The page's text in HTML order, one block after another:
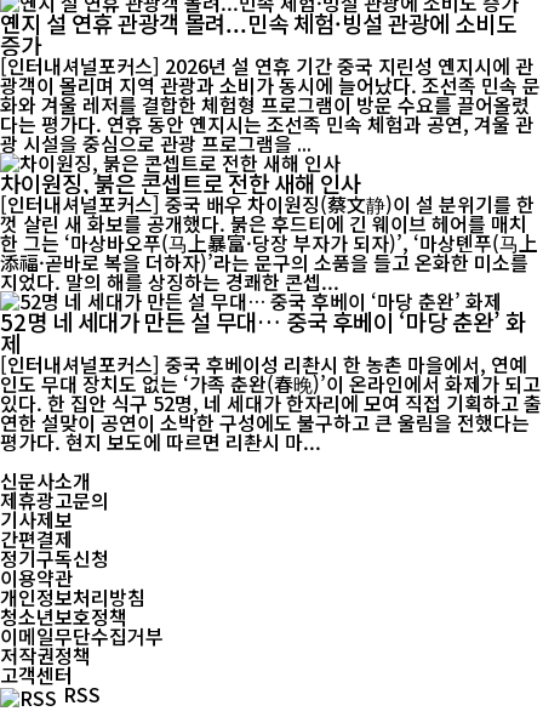
옌지 설 연휴 관광객 몰려...민속 체험·빙설 관광에 소비도
증가
[인터내셔널포커스] 2026년 설 연휴 기간 중국 지린성 옌지시에 관
광객이 몰리며 지역 관광과 소비가 동시에 늘어났다. 조선족 민속 문
화와 겨울 레저를 결합한 체험형 프로그램이 방문 수요를 끌어올렸
다는 평가다. 연휴 동안 옌지시는 조선족 민속 체험과 공연, 겨울 관
광 시설을 중심으로 관광 프로그램을 ...
차이원징, 붉은 콘셉트로 전한 새해 인사
[인터내셔널포커스] 중국 배우 차이원징(蔡文静)이 설 분위기를 한
껏 살린 새 화보를 공개했다. 붉은 후드티에 긴 웨이브 헤어를 매치
한 그는 ‘마상바오푸(马上暴富·당장 부자가 되자)’, ‘마상톈푸(马上
添福·곧바로 복을 더하자)’라는 문구의 소품을 들고 온화한 미소를
지었다. 말의 해를 상징하는 경쾌한 콘셉...
52명 네 세대가 만든 설 무대… 중국 후베이 ‘마당 춘완’ 화
제
[인터내셔널포커스] 중국 후베이성 리촨시 한 농촌 마을에서, 연예
인도 무대 장치도 없는 ‘가족 춘완(春晚)’이 온라인에서 화제가 되고
있다. 한 집안 식구 52명, 네 세대가 한자리에 모여 직접 기획하고 출
연한 설맞이 공연이 소박한 구성에도 불구하고 큰 울림을 전했다는
평가다. 현지 보도에 따르면 리촨시 마...
신문사소개
제휴광고문의
기사제보
간편결제
정기구독신청
이용약관
개인정보처리방침
청소년보호정책
이메일무단수집거부
저작권정책
고객센터
RSS